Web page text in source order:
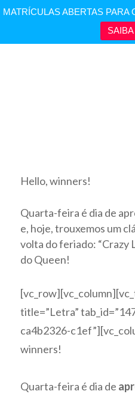
MATRÍCULAS ABERTAS
Hello, winners!
Quarta-feira é dia de
e, hoje, trouxemos um
volta do feriado: “Crazy
do Queen!
title=”Letra”
ca4b2326-
winners!
Quarta-feira é dia de